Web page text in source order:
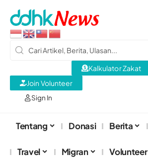
Sign In
Kalkulator Zakat
Join Volunteer
Tentang Donasi Berita
Travel Migran Volunteer